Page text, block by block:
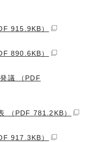
915.9KB）
890.6KB）
議 （PDF
（PDF 781.2KB）
917.3KB）